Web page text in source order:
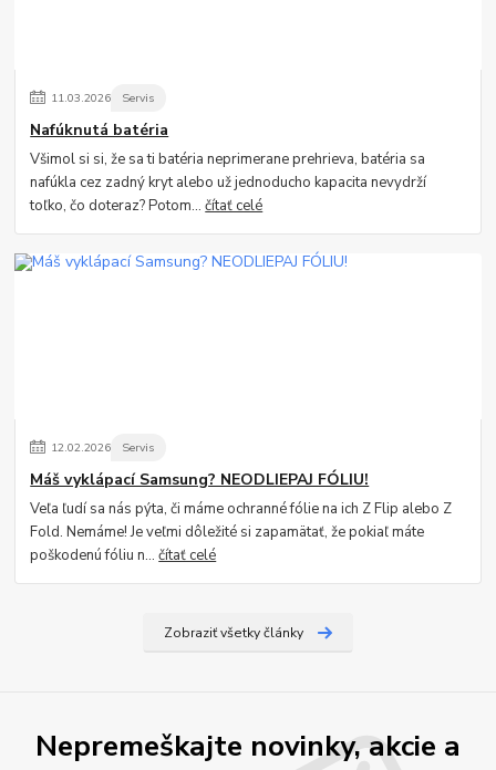
11.03.2026 Servis
Nafúknutá batéria
Všimol si si, že sa ti batéria neprimerane prehrieva, batéria sa
nafúkla cez zadný kryt alebo už jednoducho kapacita nevydrží
toľko, čo doteraz? Potom...čítať celé
12.02.2026 Servis
Máš vyklápací Samsung? NEODLIEPAJ FÓLIU!
Veľa ľudí sa nás pýta, či máme ochranné fólie na ich Z Flip alebo Z
Fold. Nemáme! Je veľmi dôležité si zapamätať, že pokiaľ máte
poškodenú fóliu n...čítať celé
Zobraziť všetky články
Nepremeškajte novinky, akcie a